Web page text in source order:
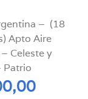
– (18
Apto Aire
Celeste y
Patrio